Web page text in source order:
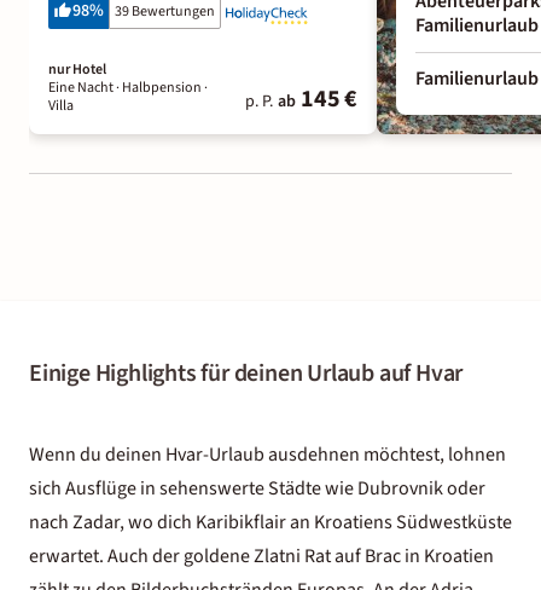
98% 39 Bewertungen
nur Hotel
Eine Nacht· Halbpension·
Villa
p. P. ab 145 €
Familienurlaub
Einige Highlights für deinen Urlaub auf Hvar
Wenn du deinen Hvar-Urlaub ausdehnen möchtest, lohnen
sich Ausflüge in sehenswerte Städte wie Dubrovnik oder
nach Zadar, wo dich Karibikflair an Kroatiens Südwestküste
erwartet. Auch der goldene Zlatni Rat auf Brac in Kroatien